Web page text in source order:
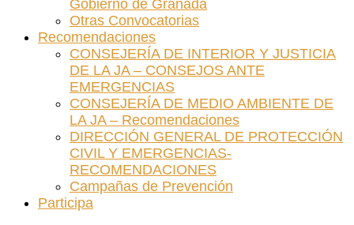
Gobierno de Granada
Otras Convocatorias
Recomendaciones
CONSEJERÍA DE INTERIOR Y JUSTICIA
DE LA JA – CONSEJOS ANTE
EMERGENCIAS
CONSEJERÍA DE MEDIO AMBIENTE DE
LA JA – Recomendaciones
DIRECCIÓN GENERAL DE PROTECCIÓN
CIVIL Y EMERGENCIAS-
RECOMENDACIONES
Campañas de Prevención
Participa